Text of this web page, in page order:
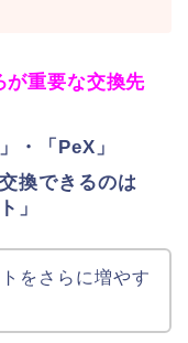
が重要な交換先
・「PeX」
換できるのは
」
をさらに増やす